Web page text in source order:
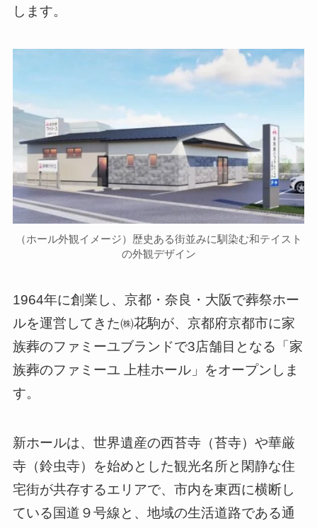
します。
（ホール外観イメージ）歴史ある街並みに馴染む和テイスト
の外観デザイン
1964年に創業し、京都・奈良・大阪で葬祭ホー
ルを運営してきた㈱花駒が、京都府京都市に家
族葬のファミーユブランドで3店舗目となる「家
族葬のファミーユ 上桂ホール」をオープンしま
す。
新ホールは、世界遺産の西苔寺（苔寺）や華厳
寺（鈴虫寺）を始めとした観光名所と閑静な住
宅街が共存するエリアで、市内を東西に横断し
ている国道９号線と、地域の生活道路である通